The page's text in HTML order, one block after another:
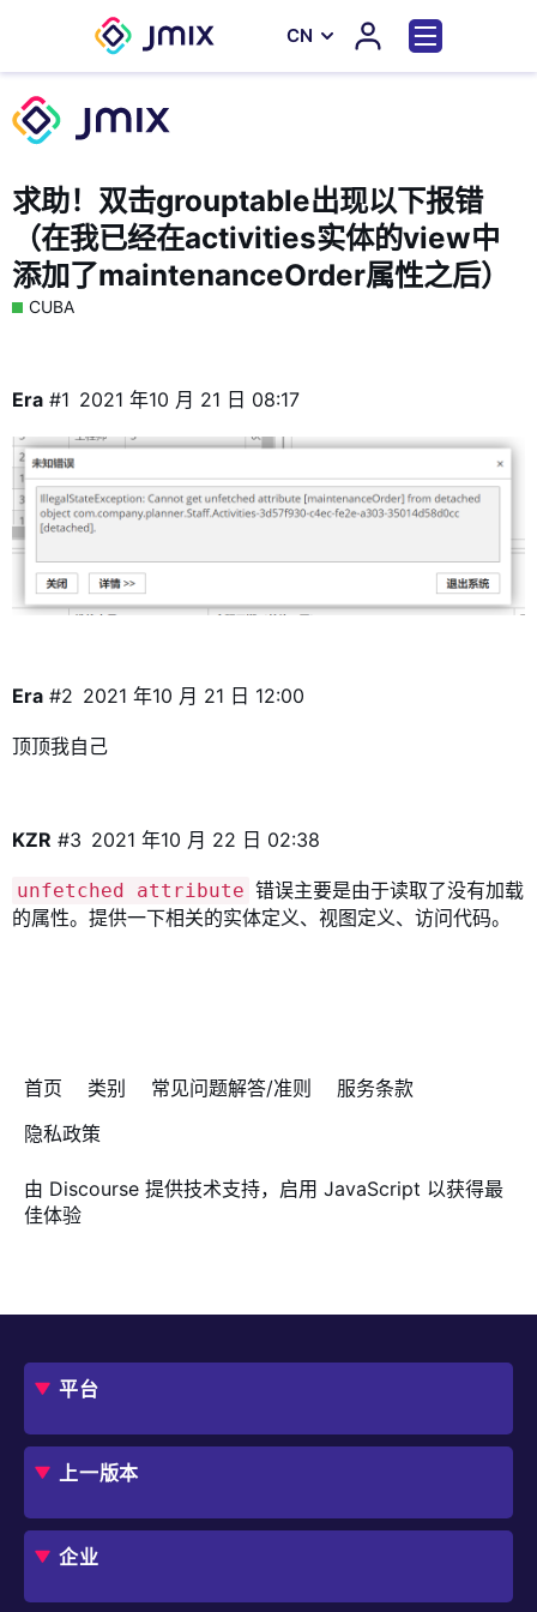
СN
求助！双击grouptable出现以下报错
（在我已经在activities实体的view中
添加了maintenanceOrder属性之后）
CUBA
Era 2021 年10 月 21 日 08:17
#1
Era 2021 年10 月 21 日 12:00
#2
顶顶我自己
KZR 2021 年10 月 22 日 02:38
#3
unfetched attribute 错误主要是由于读取了没有加载
的属性。提供一下相关的实体定义、视图定义、访问代码。
首页 类别 常见问题解答/准则
服务条款
隐私政策
由 Discourse 提供技术支持，启用 JavaScript 以获得最
佳体验
平台
概述
框架
Studio
扩展组件市场
DevOps 云
评估指南
Jmix 适合我的项目吗？
上一版本
CUBA 平台
企业
角色
用例